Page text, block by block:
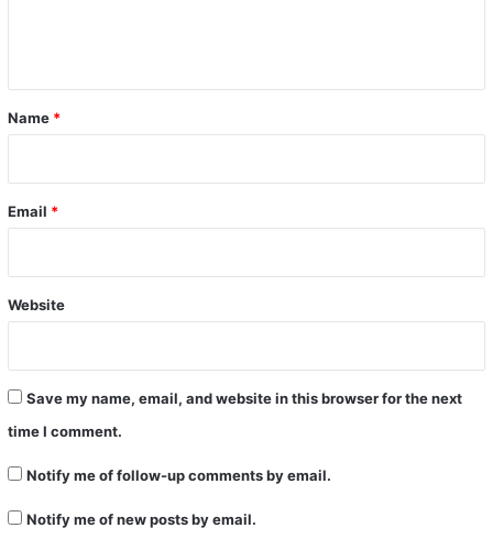
*
Name *
Email *
Website
Save my name, email, and website in this browser for the next
time I comment.
Notify me of follow-up comments by email.
Notify me of new posts by email.